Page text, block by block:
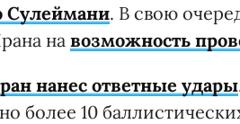
Сулеймани. В свою
на возможность
нанес ответные удары
более 10